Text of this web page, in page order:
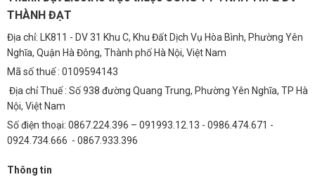
THÀNH ĐẠT
Địa chỉ: LK811 - DV 31 Khu C, Khu Đất Dịch Vụ Hòa Bình, Phường Yên
Nghĩa, Quận Hà Đông, Thành phố Hà Nội, Việt Nam
Mã số thuế : 0109594143
Địa chỉ Thuế : Số 938 đường Quang Trung, Phường Yên Nghĩa, TP Hà
Nội, Việt Nam
Số điện thoại: 0867.224.396 – 091993.12.13 - 0986.474.671 -
0924.734.666 - 0867.933.396
Thông tin